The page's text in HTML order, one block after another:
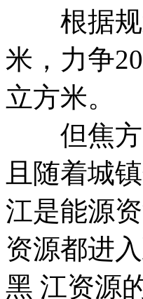
根据规
米，力争
立方米。
但焦方
且随着城
江是能源
资源都进
黑 江资源